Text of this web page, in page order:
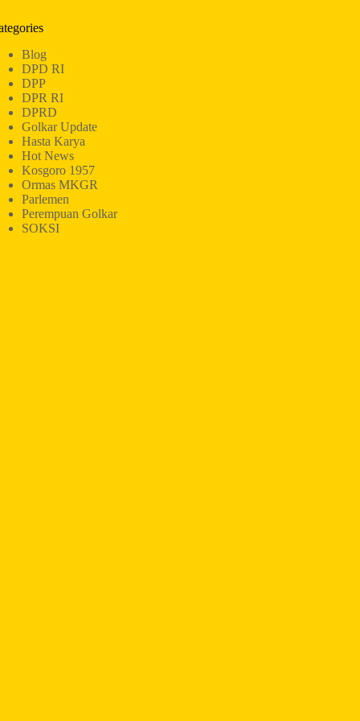
Blog
DPD RI
DPP
DPR RI
DPRD
Golkar Update
Hasta Karya
Hot News
Kosgoro 1957
Ormas MKGR
Parlemen
Perempuan Golkar
SOKSI